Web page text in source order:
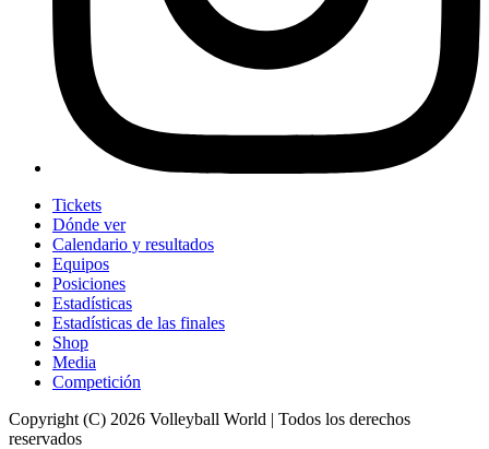
Tickets
Dónde ver
Calendario y resultados
Equipos
Posiciones
Estadísticas
Estadísticas de las finales
Shop
Media
Competición
Copyright (C) 2026 Volleyball World | Todos los derechos
reservados